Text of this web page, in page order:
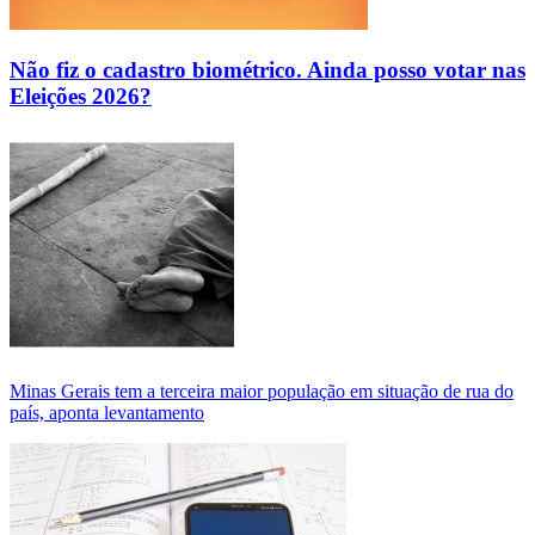
Não fiz o cadastro biométrico. Ainda posso votar nas
Eleições 2026?
Minas Gerais tem a terceira maior população em situação de rua do
país, aponta levantamento